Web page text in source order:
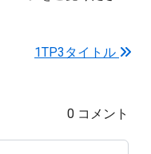
1TP3タイトル
0 コメント